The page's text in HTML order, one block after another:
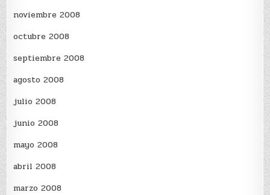
noviembre 2008
octubre 2008
septiembre 2008
agosto 2008
julio 2008
junio 2008
mayo 2008
abril 2008
marzo 2008